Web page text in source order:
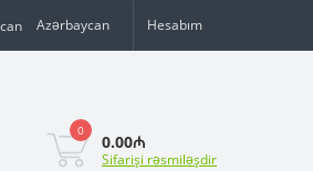
Azərbaycan Hesabım
0
0.00₼
Sifarişi rəsmiləşdir